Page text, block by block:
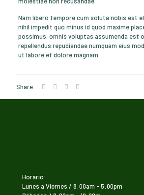
Nam libero tempore cum soluta nobis est
nihil impedit quo minus id quod maxime
possimus, omnis voluptas assumenda est
repellendus repudiandae numquam eius
ut labore et dolore magnam.
Share
Horario:
Lunes a Viernes / 8:00am - 5:00pm